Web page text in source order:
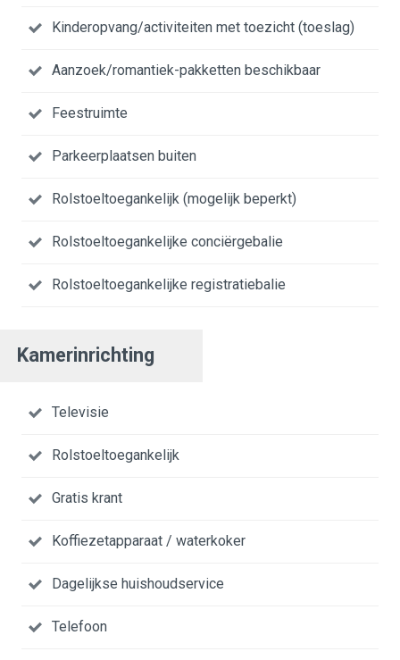
Kinderopvang/activiteiten met toezicht (toeslag)
Aanzoek/romantiek-pakketten beschikbaar
Feestruimte
Parkeerplaatsen buiten
Rolstoeltoegankelijk (mogelijk beperkt)
Rolstoeltoegankelijke conciërgebalie
Rolstoeltoegankelijke registratiebalie
Kamerinrichting
Televisie
Rolstoeltoegankelijk
Gratis krant
Koffiezetapparaat / waterkoker
Dagelijkse huishoudservice
Telefoon